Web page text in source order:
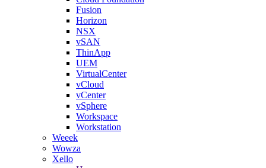
Fusion
Horizon
NSX
vSAN
ThinApp
UEM
VirtualCenter
vCloud
vCenter
vSphere
Workspace
Workstation
Weeek
Wowza
Xello